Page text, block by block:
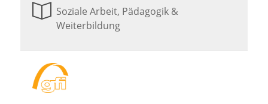
Soziale Arbeit, Pädagogik &
Weiterbildung